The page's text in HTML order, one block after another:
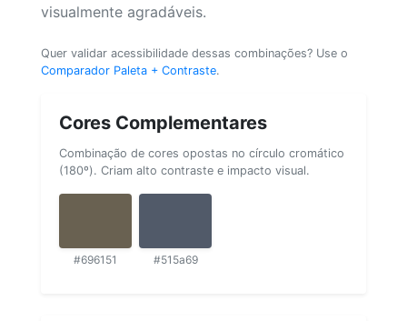
visualmente agradáveis.
Quer validar acessibilidade dessas combinações? Use o
Comparador Paleta + Contraste.
Cores Complementares
Combinação de cores opostas no círculo cromático
(180º). Criam alto contraste e impacto visual.
#696151 #515a69